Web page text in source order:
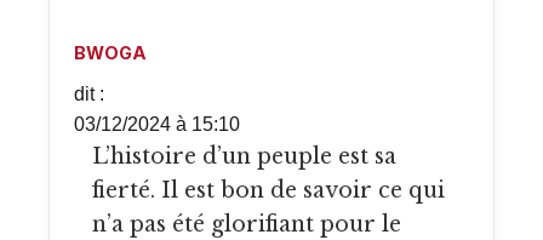
BWOGA
dit :
03/12/2024 à 15:10
L’histoire d’un peuple est sa
fierté. Il est bon de savoir ce qui
n’a pas été glorifiant pour le